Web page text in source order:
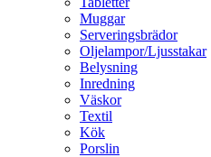
Muggar
Serveringsbrädor
Oljelampor/Ljusstakar
Belysning
Inredning
Väskor
Textil
Kök
Porslin